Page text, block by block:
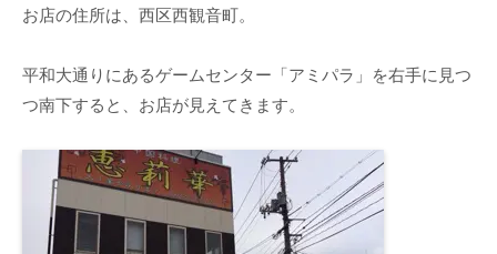
お店の住所は、西区西観音町。
平和大通りにあるゲームセンター「アミパラ」を右手に見つ
つ南下すると、お店が見えてきます。